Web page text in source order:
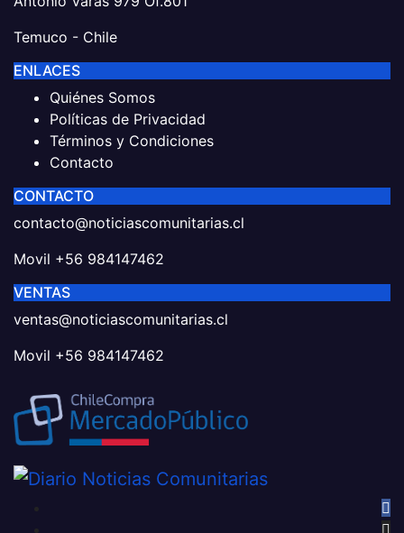
Temuco - Chile
ENLACES
Quiénes Somos
Políticas de Privacidad
Términos y Condiciones
Contacto
CONTACTO
contacto@noticiascomunitarias.cl
Movil +56 984147462
VENTAS
ventas@noticiascomunitarias.cl
Movil +56 984147462